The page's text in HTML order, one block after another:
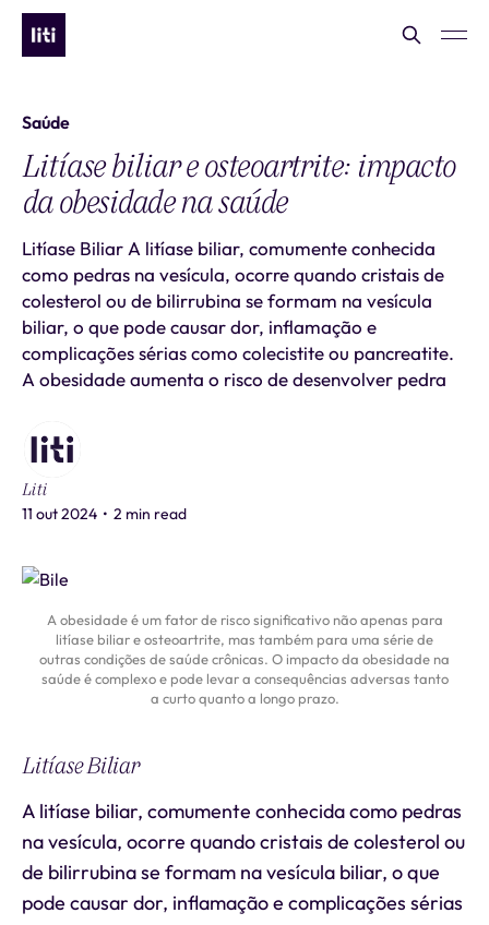
Saúde
Litíase biliar e osteoartrite: impacto
da obesidade na saúde
Litíase Biliar A litíase biliar, comumente conhecida
como pedras na vesícula, ocorre quando cristais de
colesterol ou de bilirrubina se formam na vesícula
biliar, o que pode causar dor, inflamação e
complicações sérias como colecistite ou pancreatite.
A obesidade aumenta o risco de desenvolver pedra
Liti
11 out 2024 • 2 min read
A obesidade é um fator de risco significativo não apenas para
litíase biliar e osteoartrite, mas também para uma série de
outras condições de saúde crônicas. O impacto da obesidade na
saúde é complexo e pode levar a consequências adversas tanto
a curto quanto a longo prazo.
Litíase Biliar
A litíase biliar, comumente conhecida como pedras
na vesícula, ocorre quando cristais de colesterol ou
de bilirrubina se formam na vesícula biliar, o que
pode causar dor, inflamação e complicações sérias